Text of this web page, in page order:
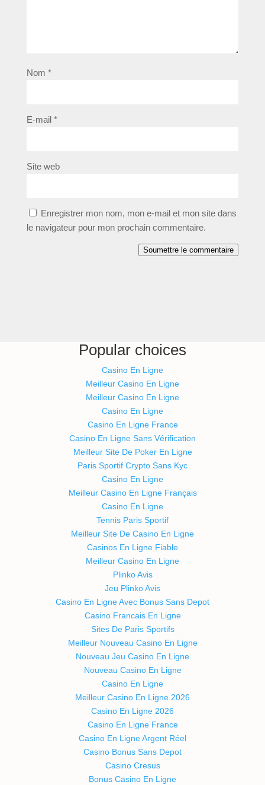
Nom *
E-mail *
Site web
Enregistrer mon nom, mon e-mail et mon site dans
le navigateur pour mon prochain commentaire.
Soumettre le commentaire
Popular choices
Casino En Ligne
Meilleur Casino En Ligne
Meilleur Casino En Ligne
Casino En Ligne
Casino En Ligne France
Casino En Ligne Sans Vérification
Meilleur Site De Poker En Ligne
Paris Sportif Crypto Sans Kyc
Casino En Ligne
Meilleur Casino En Ligne Français
Casino En Ligne
Tennis Paris Sportif
Meilleur Site De Casino En Ligne
Casinos En Ligne Fiable
Meilleur Casino En Ligne
Plinko Avis
Jeu Plinko Avis
Casino En Ligne Avec Bonus Sans Depot
Casino Francais En Ligne
Sites De Paris Sportifs
Meilleur Nouveau Casino En Ligne
Nouveau Jeu Casino En Ligne
Nouveau Casino En Ligne
Casino En Ligne
Meilleur Casino En Ligne 2026
Casino En Ligne 2026
Casino En Ligne France
Casino En Ligne Argent Réel
Casino Bonus Sans Depot
Casino Cresus
Bonus Casino En Ligne